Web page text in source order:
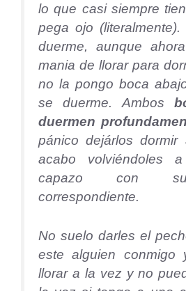
lo que casi siempre
pega ojo
duerme, aunque
mania de llorar para
no la pongo boca
se duerme. Ambos
duermen
pánico dejárlos
acabo volviéndoles
capazo con su
correspondiente.
No suelo darles el
este alguien conmigo
llorar a la vez y no